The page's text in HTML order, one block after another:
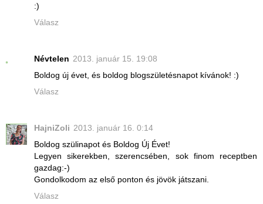
:)
Válasz
Névtelen 2013. január 15. 19:08
Boldog új évet, és boldog blogszületésnapot kívánok! :)
Válasz
HajniZoli 2013. január 16. 0:14
Boldog szülinapot és Boldog Új Évet!
Legyen sikerekben, szerencsében, sok finom receptben
gazdag:-)
Gondolkodom az első ponton és jövök játszani.
Válasz